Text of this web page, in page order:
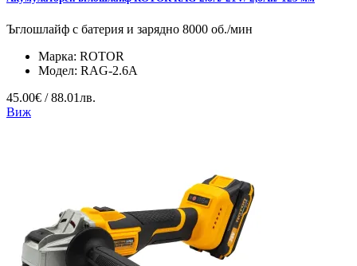
Ъглошлайф с батерия и зарядно 8000 об./мин
Марка: ROTOR
Модел: RAG-2.6A
45.00€ / 88.01лв.
Виж